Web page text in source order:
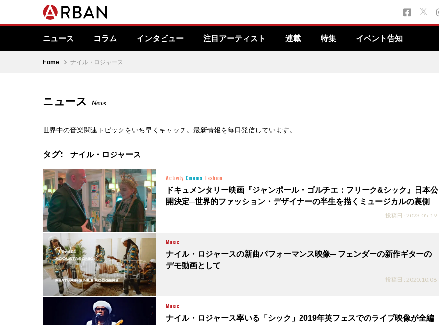
ニュース コラム インタビュー 注目アーティスト 連載 特集 イベント告知
Home ナイル・ロジャース
ニュース News
世界中の音楽関連トピックをいち早くキャッチ。最新情報を毎日発信しています。
タグ: ナイル・ロジャース
Activity Cinema Fashion
ドキュメンタリー映画『ジャンポール・ゴルチエ：フリーク&シック』日本公
開決定─世界的ファッション・デザイナーの半生を描くミュージカルの裏側
投稿日 : 2023.05.19
Music
ナイル・ロジャースの新曲パフォーマンス映像─ フェンダーの新作ギターの
デモ動画として
投稿日 : 2020.10.08
Music
ナイル・ロジャース率いる「シック」2019年英フェスでのライブ映像が全編